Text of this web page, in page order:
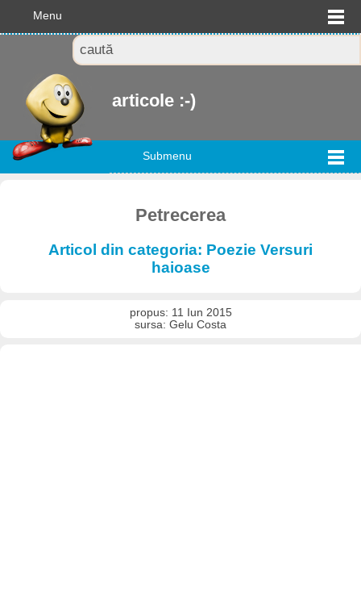
Menu
articole :-)
Submenu
Petrecerea
Articol din categoria: Poezie Versuri
haioase
propus: 11 Iun 2015
sursa: Gelu Costa